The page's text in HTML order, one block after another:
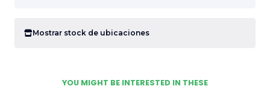
Mostrar stock de ubicaciones
YOU MIGHT BE INTERESTED IN THESE